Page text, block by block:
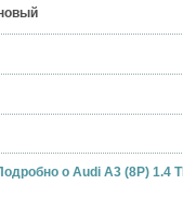
о Audi A3 (8P) 1.4